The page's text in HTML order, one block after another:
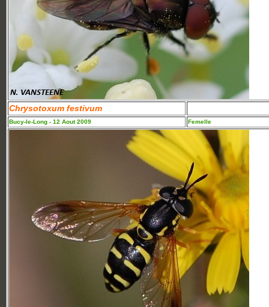
Chrysotoxum festivum
Bucy-le-Long - 12 Aout 2009 Femelle